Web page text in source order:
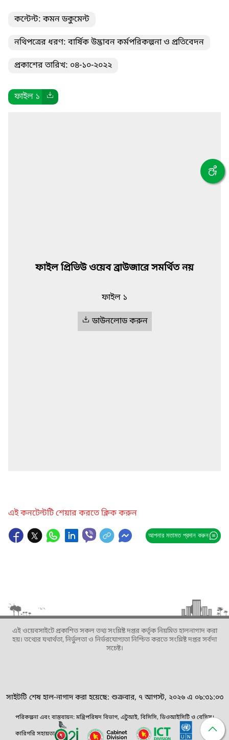
কন্টেন্ট: কমন ডকুমেন্ট
নথিপত্রের ধরণ: বার্ষিক উদ্ভাবন কর্মপরিকল্পনা ও প্রতিবেদন
প্রকাশের তারিখ: ০৪-১০-২০২২
ফাইল ১
ফাইল প্রিভিউ ওয়েব ব্রাউজারে সমর্থিত নয়
ফাইল ১
ডাউনলোড করুন
এই কনটেন্টটি শেয়ার করতে ক্লিক করুন
আপনার মতামত প্রদান করুন
এই ওয়েবসাইটে প্রকাশিত সকল তথ্য সংশ্লিষ্ট দপ্তর কর্তৃক নিয়মিত হালনাগাদ করা
হয়। তথ্যের যথার্থতা, নির্ভুলতা ও নির্ভরযোগ্যতা নিশ্চিত করতে সংশ্লিষ্ট দপ্তর সর্বদা
সচেষ্ট।
সাইটটি শেষ হাল-নাগাদ করা হয়েছে: শুক্রবার, ৭ আগস্ট, ২০২৬ এ ০৯:৩১:০৩
পরিকল্পনা এবং বাস্তবায়ন: মন্ত্রিপরিষদ বিভাগ, এটুআই, বিসিসি, ডিওআইসিটি ও বেসিস।
কারিগরি সহায়তা